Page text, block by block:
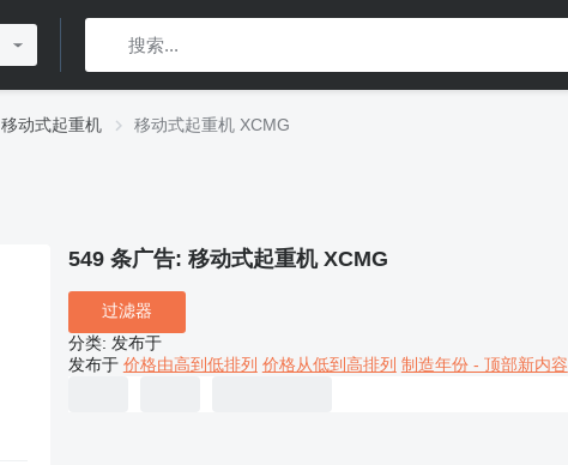
移动式起重机 移动式起重机 XCMG
549 条广告: 移动式起重机 XCMG
过滤器
分类: 发布于
发布于 价格由高到低排列 价格从低到高排列 制造年份 - 顶部新内容